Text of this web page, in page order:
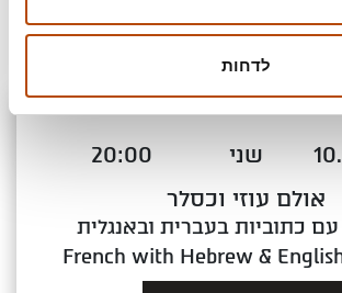
לדחות
שני
20:00
אולם עוזי וכסלר
כתוביות בעברית ובאנגלית
French with Hebrew &